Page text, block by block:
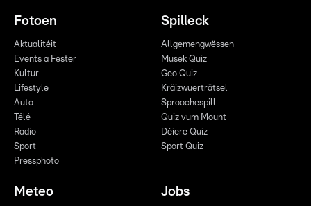
Fotoen
Aktualitéit
Events a Fester
Kultur
Lifestyle
Auto
Télé
Radio
Sport
Pressphoto
Spilleck
Allgemengwëssen
Musek Quiz
Geo Quiz
Kräizwuerträtsel
Sproochespill
Quiz vum Mount
Déiere Quiz
Sport Quiz
Meteo Jobs